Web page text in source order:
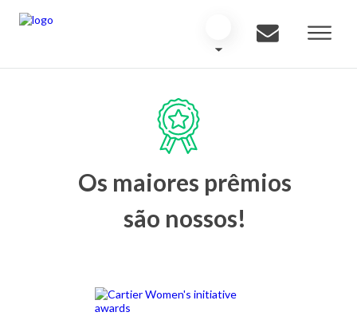
Os maiores prêmios
são nossos!